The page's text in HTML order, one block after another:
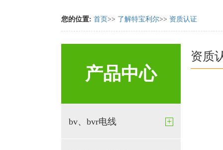
您的位置: 首页>> 了解特宝利尔>> 资质认证
产品中心
bv、bvr电线 +
资质